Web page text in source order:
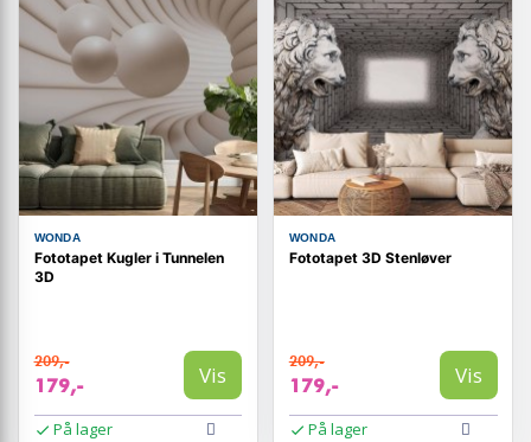
WONDA
Fototapet Kugler i Tunnelen
3D
209,-
179,- Vis
På lager
WONDA
Fototapet 3D Stenløver
209,-
179,- Vis
På lager